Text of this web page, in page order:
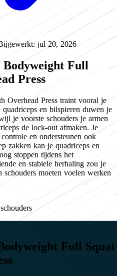
jul 20, 2026
Full
Press
Overhead Press traint vooral je
quadriceps en bilspieren duwen je
je voorste schouders je armen
de lock-out afmaken. Je
en ondersteunen ook
zakken kan je quadriceps en
stoppen tijdens het
en stabiele herhaling zou je
moeten voelen werken
Full Squat